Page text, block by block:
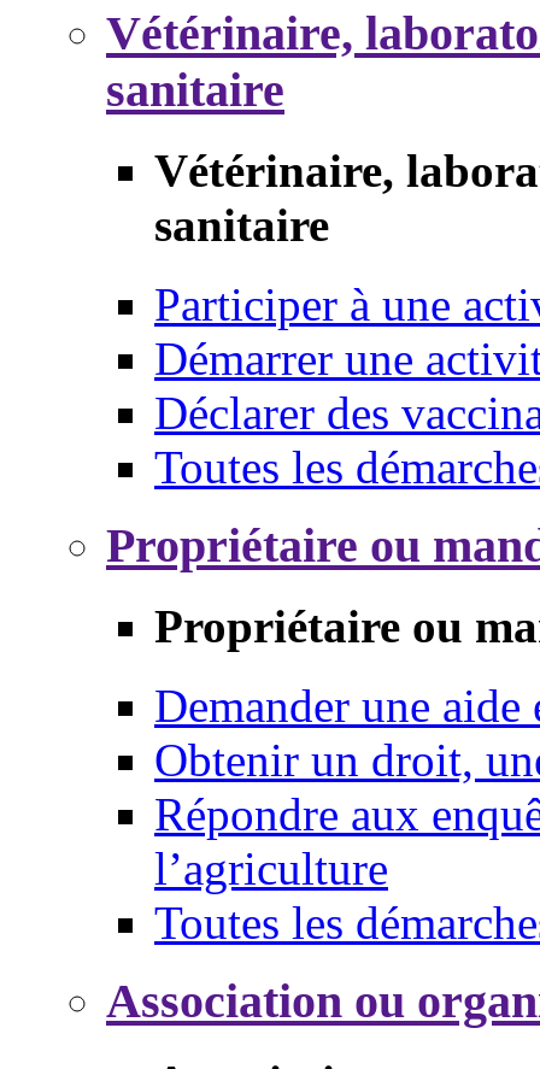
Vétérinaire,
sanitaire
Vétérinaire,
sanitaire
Participer à une
Démarrer une
Déclarer des
Toutes les
Propriétaire ou
Propriétaire ou
Demander une aide
Obtenir un droit,
Répondre aux
l’agriculture
Toutes les
Association ou